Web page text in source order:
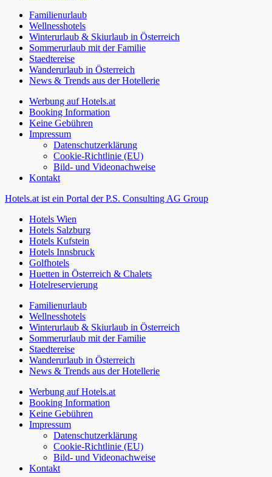
Familienurlaub
Wellnesshotels
Winterurlaub & Skiurlaub in Österreich
Sommerurlaub mit der Familie
Staedtereise
Wanderurlaub in Österreich
News & Trends aus der Hotellerie
Werbung auf Hotels.at
Booking Information
Keine Gebühren
Impressum
Datenschutzerklärung
Cookie-Richtlinie (EU)
Bild- und Videonachweise
Kontakt
Hotels.at ist ein Portal der P.S. Consulting AG Group
Hotels Wien
Hotels Salzburg
Hotels Kufstein
Hotels Innsbruck
Golfhotels
Huetten in Österreich & Chalets
Hotelreservierung
Familienurlaub
Wellnesshotels
Winterurlaub & Skiurlaub in Österreich
Sommerurlaub mit der Familie
Staedtereise
Wanderurlaub in Österreich
News & Trends aus der Hotellerie
Werbung auf Hotels.at
Booking Information
Keine Gebühren
Impressum
Datenschutzerklärung
Cookie-Richtlinie (EU)
Bild- und Videonachweise
Kontakt